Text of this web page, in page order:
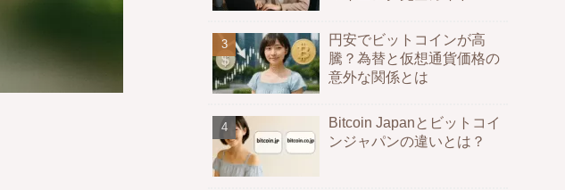
円安でビットコインが高
騰？為替と仮想通貨価格の
意外な関係とは
Bitcoin Japanとビットコイ
ンジャパンの違いとは？